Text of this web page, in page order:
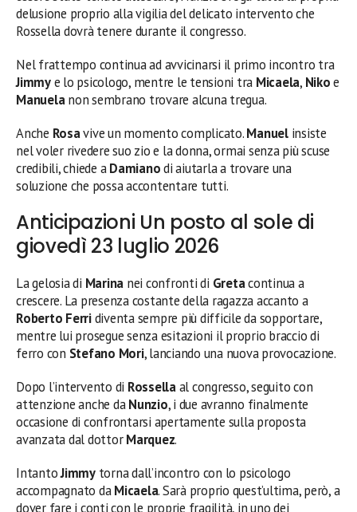
delusione proprio alla vigilia del delicato intervento che
Rossella dovrà tenere durante il congresso.
Nel frattempo continua ad avvicinarsi il primo incontro tra
Jimmye lo psicologo, mentre le tensioni tra Micaela, Nikoe
Manuelanon sembrano trovare alcuna tregua.
Anche Rosavive un momento complicato.Manuelinsiste
nel voler rivedere suo zio e la donna, ormai senza più scuse
credibili, chiede aDamianodi aiutarla a trovare una
soluzione che possa accontentare tutti.
Anticipazioni Un posto al sole di
giovedì 23 luglio 2026
La gelosia di Marina nei confronti di Gretacontinua a
crescere. La presenza costante della ragazza accanto a
Roberto Ferridiventa sempre più difficile da sopportare,
mentre lui prosegue senza esitazioni il proprio braccio di
ferro con Stefano Mori, lanciando una nuova provocazione.
Dopo l’intervento di Rossellaal congresso, seguito con
attenzione anche daNunzio, i due avranno finalmente
occasione di confrontarsi apertamente sulla proposta
avanzata dal dottorMarquez.
IntantoJimmytorna dall’incontro con lo psicologo
accompagnato daMicaela. Sarà proprio quest’ultima, però, a
dover fare i conti con le proprie fragilità, in uno dei